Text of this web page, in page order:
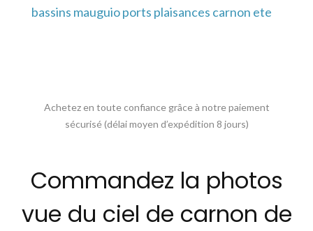
bassins mauguio ports plaisances carnon ete
Achetez en toute confiance grâce à notre paiement
sécurisé (délai moyen d’expédition 8 jours)
Commandez la photos
vue du ciel de carnon de